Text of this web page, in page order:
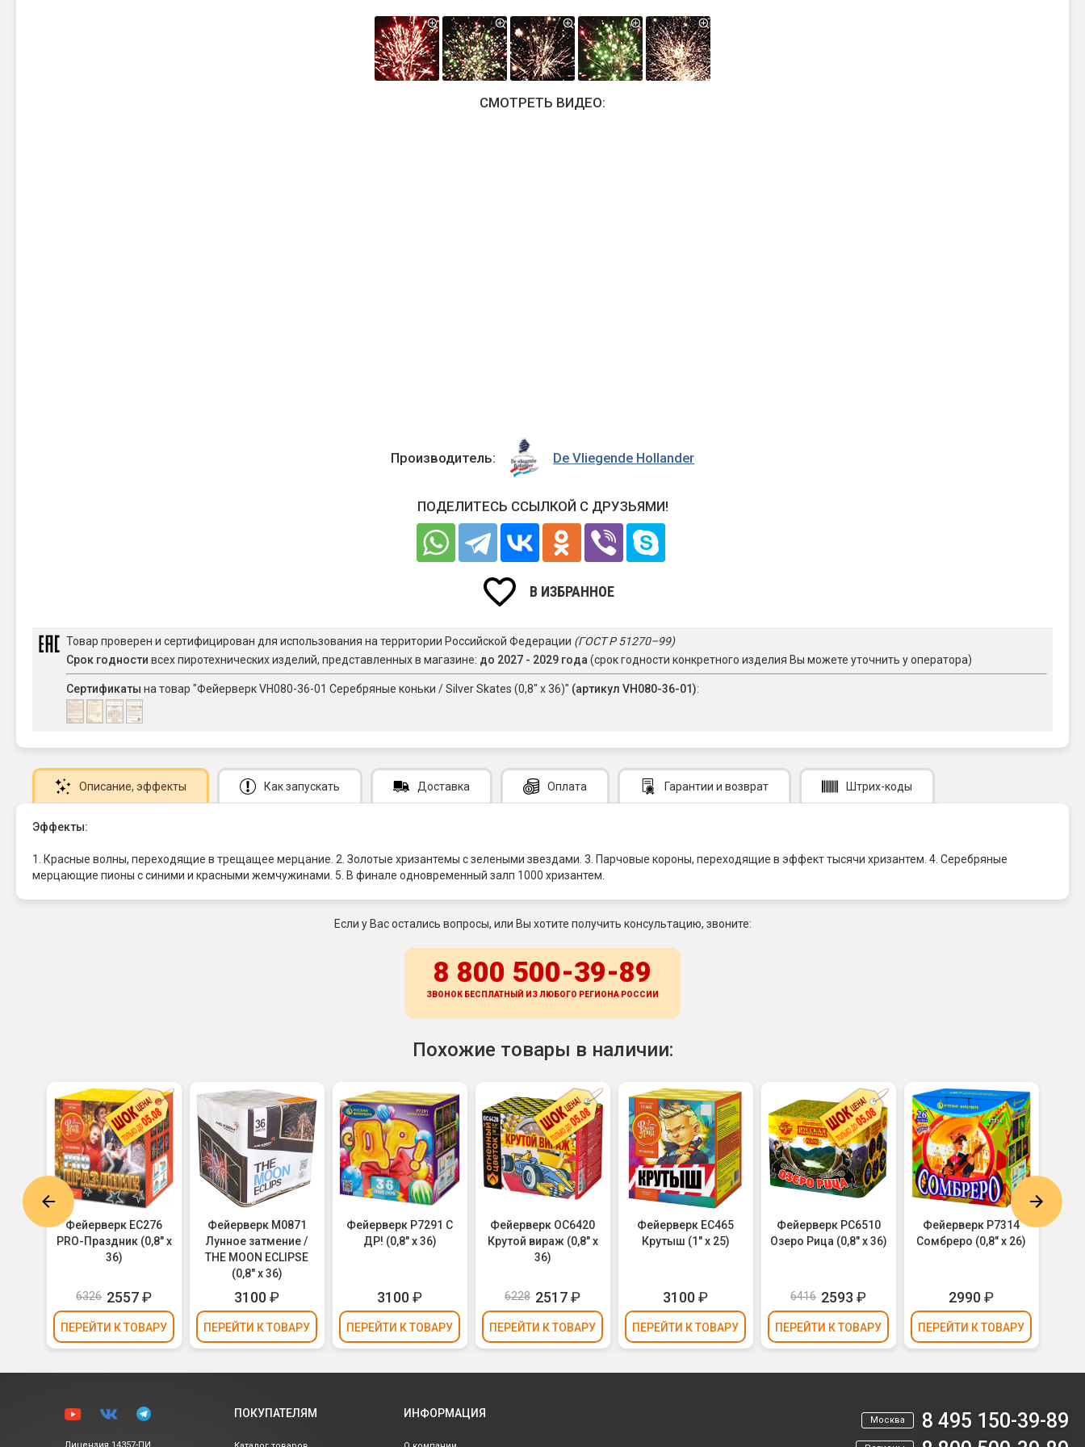
СМОТРЕТЬ ВИДЕО:
Производитель: De Vliegende Hollander
ПОДЕЛИТЕСЬ ССЫЛКОЙ С ДРУЗЬЯМИ!
В ИЗБРАННОЕ
Товар проверен и сертифицирован для использования на территории Российской Федерации (ГОСТ Р 51270–99)
Срок годности всех пиротехнических изделий, представленных в магазине: до 2027 - 2029 года (срок годности конкретного изделия Вы можете уточнить у оператора)
Сертификаты на товар "Фейерверк VH080-36-01 Серебряные коньки / Silver Skates (0,8" х 36)" (артикул VH080-36-01):
Описание, эффекты Как запускать Доставка Оплата Гарантии и возврат Штрих-коды
Эффекты:
1. Красные волны, переходящие в трещащее мерцание. 2. Золотые хризантемы с зелеными звездами. 3. Парчовые короны, переходящие в эффект тысячи хризантем. 4. Серебряные
мерцающие пионы с синими и красными жемчужинами. 5. В финале одновременный залп 1000 хризантем.
Если у Вас остались вопросы, или Вы хотите получить консультацию, звоните:
8 800 500-39-89
ЗВОНОК БЕСПЛАТНЫЙ ИЗ ЛЮБОГО РЕГИОНА РОССИИ
Похожие товары в наличии:
Фейерверк ЕС276
PRO-Праздник (0,8" х
36)
6326 2557₽
ПЕРЕЙТИ К ТОВАРУ
Фейерверк M0871
Лунное затмение /
THE MOON ECLIPSE
(0,8" х 36)
3100₽
ПЕРЕЙТИ К ТОВАРУ
Фейерверк Р7291 С
ДР! (0,8" х 36)
3100₽
ПЕРЕЙТИ К ТОВАРУ
Фейерверк ОС6420
Крутой вираж (0,8" х
36)
6228 2517₽
ПЕРЕЙТИ К ТОВАРУ
Фейерверк ЕС465
Крутыш (1" х 25)
3100₽
ПЕРЕЙТИ К ТОВАРУ
Фейерверк РС6510
Озеро Рица (0,8" х 36)
6416 2593 ₽
ПЕРЕЙТИ К ТОВАРУ
Фейерверк Р7314
Сомбреро (0,8" х 26)
2990₽
ПЕРЕЙТИ К ТОВАРУ
ПОКУПАТЕЛЯМ ИНФОРМАЦИЯ
Москва 8 495 150-39-89